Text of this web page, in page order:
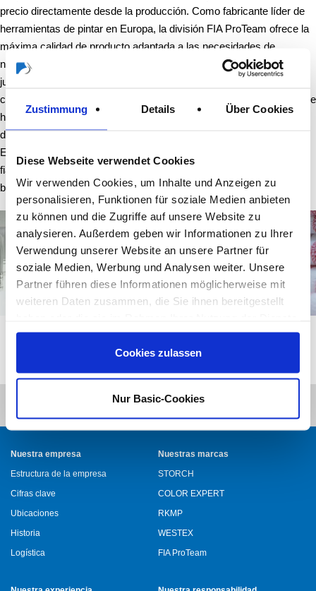
Zustimmung Details Über Cookies
Diese Webseite verwendet Cookies
Wir verwenden Cookies, um Inhalte und Anzeigen zu
personalisieren, Funktionen für soziale Medien anbieten
zu können und die Zugriffe auf unsere Website zu
analysieren. Außerdem geben wir Informationen zu Ihrer
Verwendung unserer Website an unsere Partner für
soziale Medien, Werbung und Analysen weiter. Unsere
Partner führen diese Informationen möglicherweise mit
weiteren Daten zusammen, die Sie ihnen bereitgestellt
gesammelt haben.
Cookies zulassen
Nur Basic-Cookies
precio directamente desde la producción. Como fabricante líder de
herramientas de pintar en Europa, la división FIA ProTeam ofrece la
máxima calidad de producto adaptada a las necesidades de
nuestros clientes. Los procesos de producción más avanzados,
junto con nuestra larga tradición y nuestro enfoque en la mejora
continua de la calidad, han convertido a FIA ProTeam en sinónimo de
herramientas de pintar profesionales. Para ello, utilizamos procesos
de producción totalmente automatizados en nuestras plantas de
Europa y China, que garantizan grandes cantidades y una calidad
fiable. Nuestro programa de producción incluye rodillos de pintura,
brochas, productos de enmascarado y accesorios.
Nuestra empresa
Estructura de la empresa
Cifras clave
Ubicaciones
Historia
Logística
Nuestras marcas
STORCH
COLOR EXPERT
RKMP
WESTEX
FIA ProTeam